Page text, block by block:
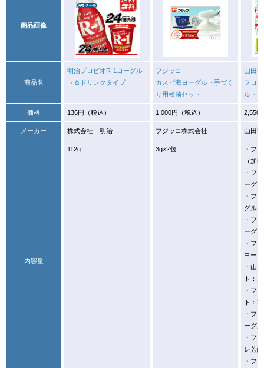
商品画像
商品名
明治プロビオR-1ヨーグル
ト＆ドリンクタイプ
フジッコ
カスピ海ヨーグルト手づく
り用種菌セット
山田
フロ
ルト
価格 136円（税込） 1,000円（税込） 2,550
メーカー 株式会社 明治 フジッコ株式会社 山田
内容量
112g 3g×2包
・フ
（加
・フ
ーグ
・フ
グル
・フ
ーグ
・フ
ヨー
・山
ト：
・フ
ト：
・フ
ーグ
・フ
レ芳
・フ